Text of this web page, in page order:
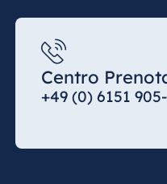
Centro
+49 (0) 6151